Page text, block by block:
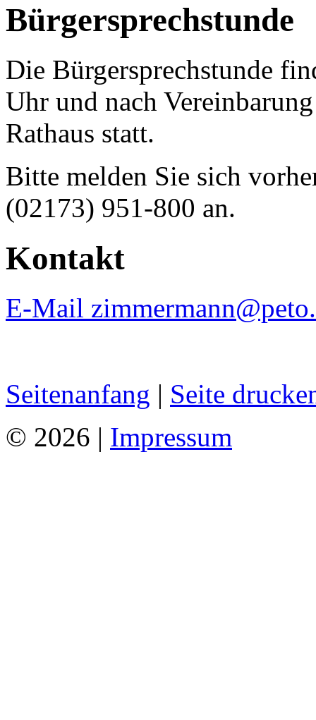
Bürgersprechstunde
Die Bürgersprechstunde
Uhr und nach
Rathaus statt.
Bitte melden Sie sich
(02173) 951-800 an.
Kontakt
E-Mail
Seitenanfang | Seite
© 2026 | Impressum